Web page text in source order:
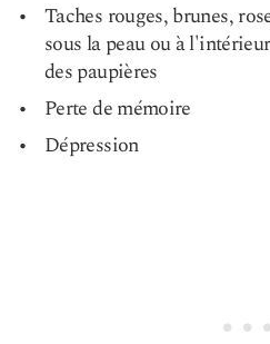
Taches rouges, brunes,
sous la peau ou à
des paupières
Perte de mémoire
Dépression